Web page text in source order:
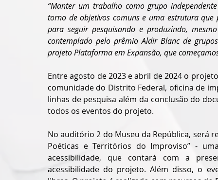
“Manter um trabalho como grupo
torno de objetivos comuns e uma estrutura
para seguir pesquisando e produzindo,
contemplado pelo prêmio Aldir Blanc de
projeto Plataforma em Expansão, que
Entre agosto de 2023 e abril de 2024 o
comunidade do Distrito Federal, oficina de
linhas de pesquisa além da conclusão do
todos os eventos do projeto.
No auditório 2 do Museu da República, será
Poéticas e Territórios do Improviso” -
acessibilidade, que contará com a
acessibilidade do projeto. Além disso, o